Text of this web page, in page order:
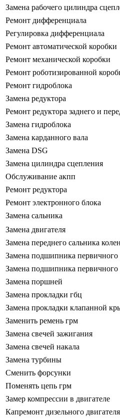
Замена рабочего цилиндра
Ремонт дифференциала
Регулировка дифференциала
Ремонт автоматической коробки
Ремонт механической коробки
Ремонт роботизированной
Ремонт гидроблока
Замена редуктора
Ремонт редуктора заднего и
Замена гидроблока
Замена карданного вала
Замена DSG
Замена цилиндра сцепления
Обслуживание акпп
Ремонт редуктора
Ремонт электронного блока
Замена сальника
Замена двигателя
Замена переднего сальника
Замена подшипника первичного
Замена подшипника первичного
Замена поршней
Замена прокладки гбц
Замена прокладки клапанной
Заменить ремень грм
Замена свечей зажигания
Замена свечей накала
Замена турбины
Сменить форсунки
Поменять цепь грм
Замер компрессии в двигателе
Капремонт дизельного двигателя